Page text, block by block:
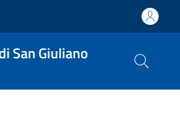
San Giuliano